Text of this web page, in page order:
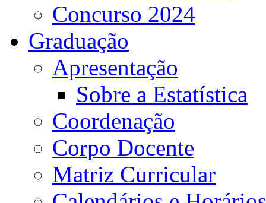
Concurso 2024
Graduação
Apresentação
Sobre a Estatística
Coordenação
Corpo Docente
Matriz Curricular